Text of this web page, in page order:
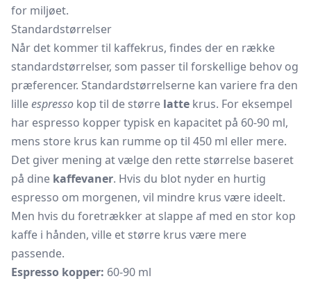
for miljøet.
Standardstørrelser
Når det kommer til kaffekrus, findes der en række
standardstørrelser, som passer til forskellige behov og
præferencer. Standardstørrelserne kan variere fra den
lilleespresso kop til de større latte krus. For eksempel
har espresso kopper typisk en kapacitet på 60-90 ml,
mens store krus kan rumme op til 450 ml eller mere.
Det giver mening at vælge den rette størrelse baseret
på dine kaffevaner. Hvis du blot nyder en hurtig
espresso om morgenen, vil mindre krus være ideelt.
Men hvis du foretrækker at slappe af med en stor kop
kaffe i hånden, ville et større krus være mere
passende.
Espresso kopper: 60-90 ml